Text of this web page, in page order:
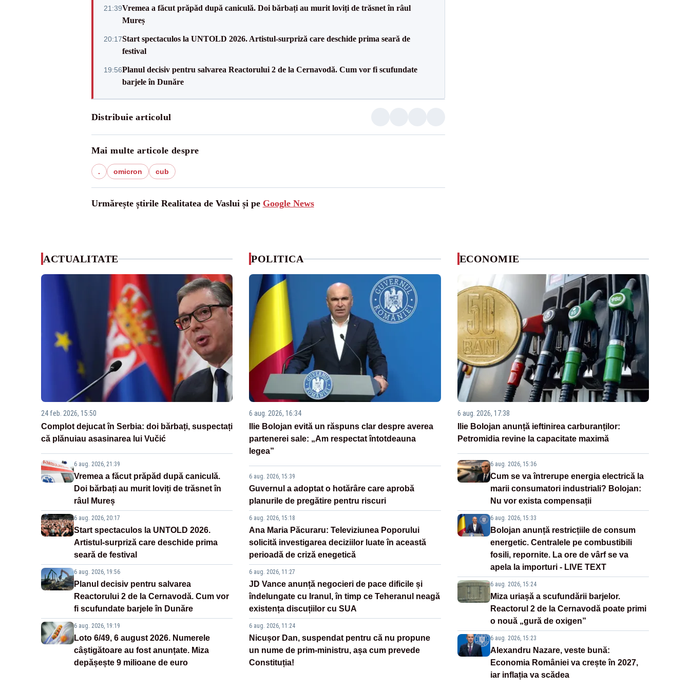
21:39Vremea a făcut prăpăd după caniculă. Doi bărbați au murit loviți de trăsnet în râul
Mureș
20:17Start spectaculos la UNTOLD 2026. Artistul-surpriză care deschide prima seară de
festival
19:56Planul decisiv pentru salvarea Reactorului 2 de la Cernavodă. Cum vor fi scufundate
barjele în Dunăre
Distribuie articolul
Mai multe articole despre
. omicron cub
Urmărește știrile Realitatea de Vaslui și pe Google News
ACTUALITATE
24 feb. 2026, 15:50
Complot dejucat în Serbia: doi bărbați, suspectați
că plănuiau asasinarea lui Vučić
6 aug. 2026, 21:39
Vremea a făcut prăpăd după caniculă.
Doi bărbați au murit loviți de trăsnet în
râul Mureș
6 aug. 2026, 20:17
Start spectaculos la UNTOLD 2026.
Artistul-surpriză care deschide prima
seară de festival
6 aug. 2026, 19:56
Planul decisiv pentru salvarea
Reactorului 2 de la Cernavodă. Cum vor
fi scufundate barjele în Dunăre
6 aug. 2026, 19:19
Loto 6/49, 6 august 2026. Numerele
câștigătoare au fost anunțate. Miza
depășește 9 milioane de euro
POLITICA
6 aug. 2026, 16:34
Ilie Bolojan evită un răspuns clar despre averea
partenerei sale: „Am respectat întotdeauna
legea”
6 aug. 2026, 15:39
Guvernul a adoptat o hotărâre care aprobă
planurile de pregătire pentru riscuri
6 aug. 2026, 15:18
Ana Maria Păcuraru: Televiziunea Poporului
solicită investigarea deciziilor luate în această
perioadă de criză enegetică
6 aug. 2026, 11:27
JD Vance anunță negocieri de pace dificile și
îndelungate cu Iranul, în timp ce Teheranul neagă
existența discuțiilor cu SUA
6 aug. 2026, 11:24
Nicușor Dan, suspendat pentru că nu propune
un nume de prim-ministru, așa cum prevede
Constituția!
ECONOMIE
6 aug. 2026, 17:38
Ilie Bolojan anunță ieftinirea carburanților:
Petromidia revine la capacitate maximă
6 aug. 2026, 15:36
Cum se va întrerupe energia electrică la
marii consumatori industriali? Bolojan:
Nu vor exista compensații
6 aug. 2026, 15:33
Bolojan anunță restricțiile de consum
energetic. Centralele pe combustibili
fosili, repornite. La ore de vârf se va
apela la importuri - LIVE TEXT
6 aug. 2026, 15:24
Miza uriașă a scufundării barjelor.
Reactorul 2 de la Cernavodă poate primi
o nouă „gură de oxigen”
6 aug. 2026, 15:23
Alexandru Nazare, veste bună:
Economia României va crește în 2027,
iar inflația va scădea